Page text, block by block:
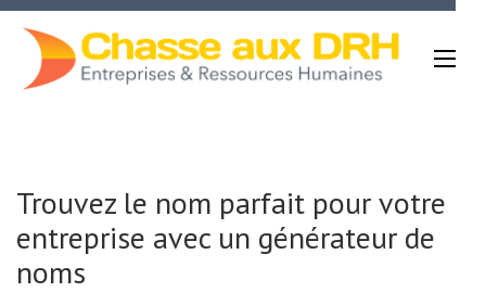
Aller
contenu
Trouvez le nom parfait pour votre
entreprise avec un générateur de
noms